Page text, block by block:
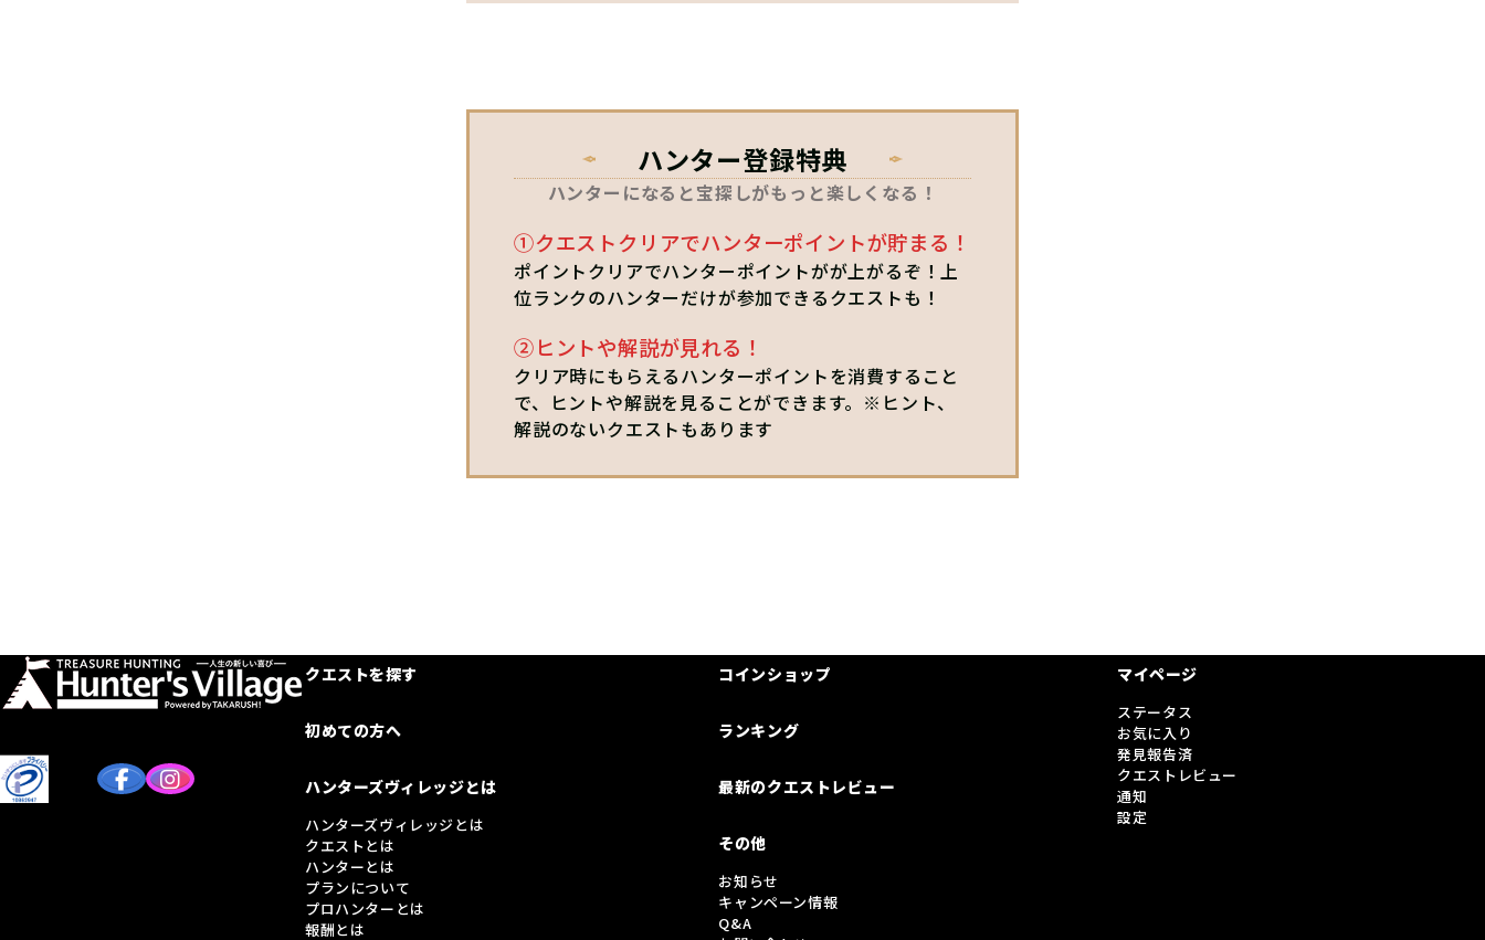
ハンター登録特典
ハンターになると宝探しがもっと楽しくなる！
①クエストクリアでハンターポイントが貯まる！
ポイントクリアでハンターポイントがが上がるぞ！上
位ランクのハンターだけが参加できるクエストも！
②ヒントや解説が見れる！
クリア時にもらえるハンターポイントを消費すること
で、ヒントや解説を見ることができます。※ヒント、
解説のないクエストもあります
クエストを探す
初めての方へ
ハンターズヴィレッジとは
ハンターズヴィレッジとは
クエストとは
ハンターとは
プランについて
プロハンターとは
報酬とは
コインショップ
ランキング
最新のクエストレビュー
その他
お知らせ
キャンペーン情報
Q&A
マイページ
ステータス
お気に入り
発見報告済
クエストレビュー
通知
設定